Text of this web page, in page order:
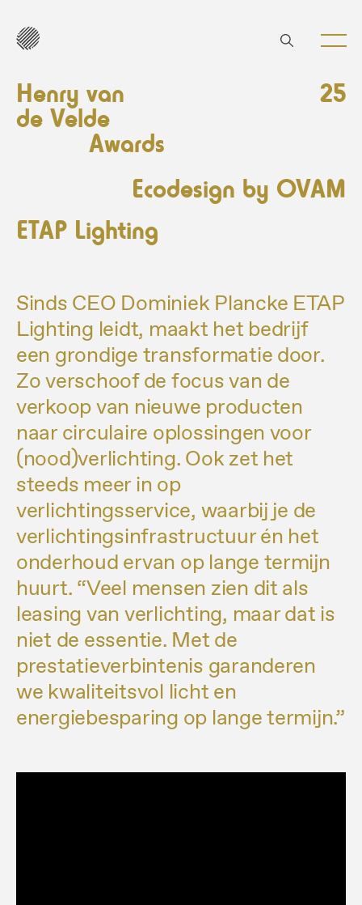
Henry van
de Velde
25
Awards
Ecodesign by OVAM
ETAP Lighting
Sinds CEO Dominiek Plancke ETAP
Lighting leidt, maakt het bedrijf
een grondige transformatie door.
Zo verschoof de focus van de
verkoop van nieuwe producten
naar circulaire oplossingen voor
(nood)verlichting. Ook zet het
steeds meer in op
verlichtingsservice, waarbij je de
verlichtingsinfrastructuur én het
onderhoud ervan op lange termijn
huurt. “Veel mensen zien dit als
leasing van verlichting, maar dat is
niet de essentie. Met de
prestatieverbintenis garanderen
we kwaliteitsvol licht en
energiebesparing op lange termijn.”